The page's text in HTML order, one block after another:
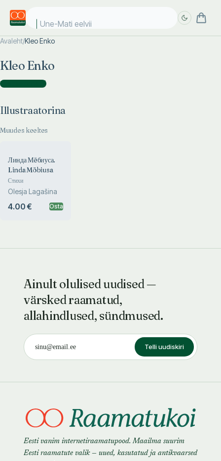
Une-Mati eelviim
Avaleht/Kleo Enko
Kleo Enko
Illustraatorina )
Illustraatorina
Muudes keeltes
Линда Мëбиуса.
Linda Möbiusa
Стихи
Olesja Lagašina
4.00 € Osta
Ainult olulised uudised —
värsked raamatud,
allahindlused, sündmused.
Telli uudiskiri
Eesti vanim internetiraamatupood. Maailma suurim
Eesti raamatute valik — uued, kasutatud ja antikvaarsed